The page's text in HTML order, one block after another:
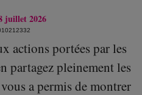
juillet 2026
actions portées par les
partagez pleinement les
a permis de montrer